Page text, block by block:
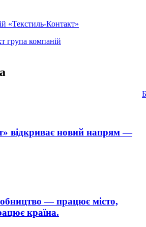
«Текстиль-Контакт»
група компаній
відкриває новий напрям —
— працює місто,
країна.